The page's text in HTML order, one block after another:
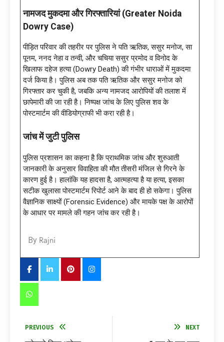
नामजद मुकदमा और गिरफ्तारियां (Greater Noida
Dowry Case)
पीड़ित परिवार की तहरीर पर पुलिस ने पति ऋतिक, ससुर मनोज, सा
पूनम, ननद नेहा व तन्वी, और चचिया ससुर प्रमोद व विनोद के
खिलाफ दहेज हत्या (Dowry Death) की गंभीर धाराओं में मुकदमा
दर्ज किया है। पुलिस अब तक पति ऋतिक और ससुर मनोज को
गिरफ्तार कर चुकी है, जबकि अन्य नामजद आरोपियों की तलाश में
छापेमारी की जा रही है। निष्पक्ष जांच के लिए पुलिस शव के
पोस्टमार्टम की वीडियोग्राफी भी करा रही है।
जांच में जुटी पुलिस
पुलिस प्रशासन का कहना है कि प्राथमिक जांच और शुरुआती
जानकारी के अनुसार विवाहिता की मौत तीसरी मंजिल से गिरने के
कारण हुई है। हालांकि यह हादसा है, आत्महत्या है या हत्या, इसका
सटीक खुलासा पोस्टमार्टम रिपोर्ट आने के बाद ही हो सकेगा। पुलिस
वैज्ञानिक साक्ष्यों (Forensic Evidence) और मायके पक्ष के आरोपों
के आधार पर मामले की गहन जांच कर रही है।
By Rajni
PREVIOUS NEXT